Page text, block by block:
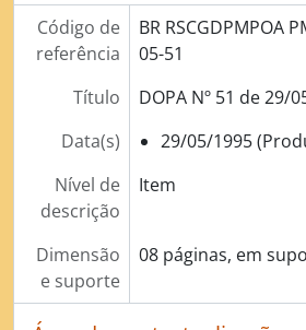
[Série] Aquisição de bens e
[Série] Gerenciamento do
[Série] Gerenciamento do
[Série] Fiscalização de Atos pelo Legislativo
[Série] Preservação e
Código de
referência
BR RSCGDPMPOA
05-51
Título
DOPA Nº 51 de 29/
Data(s)
29/05/1995
Nível de
descrição
Item
Dimensão
e suporte
08 páginas, em